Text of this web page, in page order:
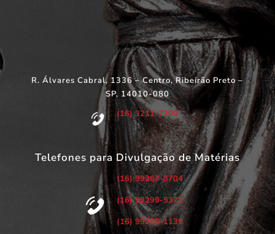
R. Álvares Cabral, 1336 – Centro, Ribeirão Preto –
SP, 14010-080
(16) 3211-7200
Telefones para Divulgação de Matérias
(16) 99267-3704
(16) 99299-5373
(16) 99286-1139